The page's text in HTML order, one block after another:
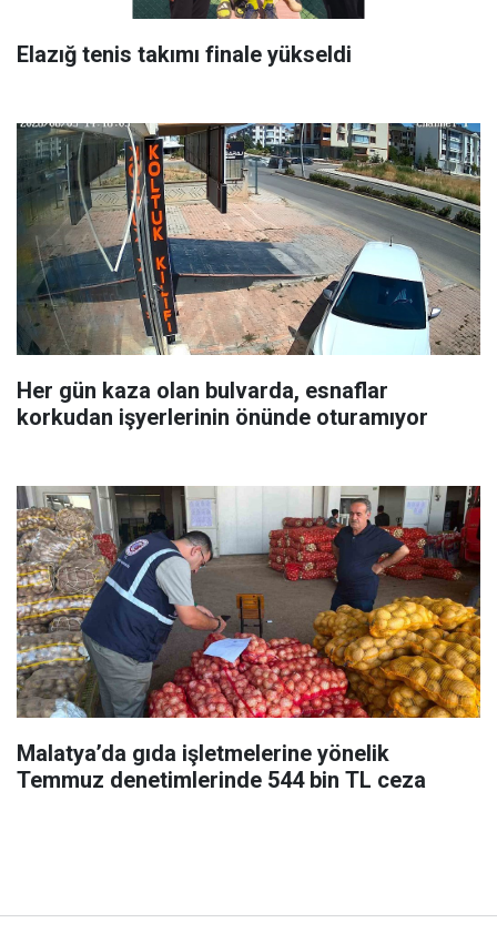
Elazığ tenis takımı finale yükseldi
Her gün kaza olan bulvarda, esnaflar
korkudan işyerlerinin önünde oturamıyor
Malatya’da gıda işletmelerine yönelik
Temmuz denetimlerinde 544 bin TL ceza